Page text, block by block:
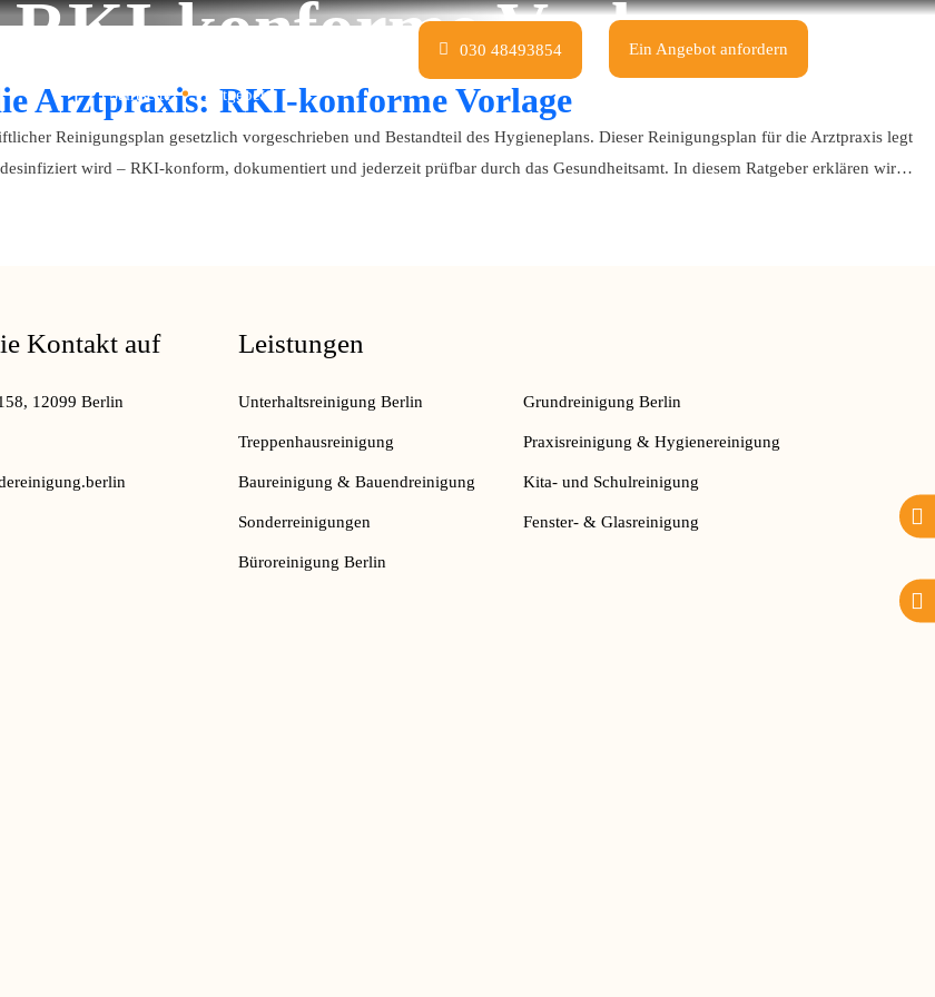
030 48493854 Ein Angebot anfordern
konforme Vorlage
Startseite Ratgeber
Arztpraxis: RKI-konforme Vorlage
Reinigungsplan gesetzlich vorgeschrieben und Bestandteil des Hygieneplans. Dieser Reinigungsplan für die Arztpraxis legt
wird – RKI-konform, dokumentiert und jederzeit prüfbar durch das Gesundheitsamt. In diesem Ratgeber erklären wir…
Kontakt auf
12099 Berlin
Leistungen
Unterhaltsreinigung Berlin Grundreinigung Berlin
Treppenhausreinigung Praxisreinigung & Hygienereinigung
Baureinigung & Bauendreinigung Kita- und Schulreinigung
Sonderreinigungen Fenster- & Glasreinigung
Büroreinigung Berlin